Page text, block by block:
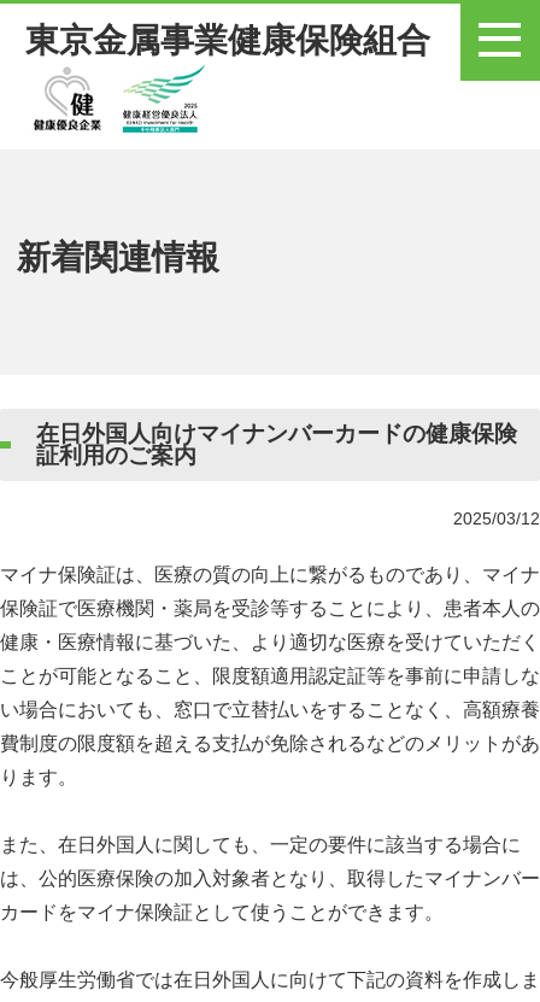
東京金属事業健康保険組合
新着関連情報
在日外国人向けマイナンバーカードの健康保険
証利用のご案内
2025/03/12
マイナ保険証は、医療の質の向上に繋がるものであり、マイナ
保険証で医療機関・薬局を受診等することにより、患者本人の
健康・医療情報に基づいた、より適切な医療を受けていただく
ことが可能となること、限度額適用認定証等を事前に申請しな
い場合においても、窓口で立替払いをすることなく、高額療養
費制度の限度額を超える支払が免除されるなどのメリットがあ
ります。
また、在日外国人に関しても、一定の要件に該当する場合に
は、公的医療保険の加入対象者となり、取得したマイナンバー
カードをマイナ保険証として使うことができます。
今般厚生労働省では在日外国人に向けて下記の資料を作成しま